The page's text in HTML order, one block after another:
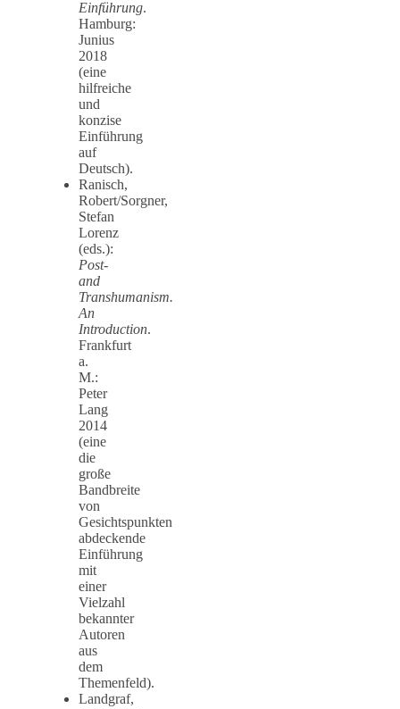
Einführung.
Hamburg:
Junius
2018
(eine
hilfreiche
und
konzise
Einführung
auf
Deutsch).
Ranisch,
Robert/Sorgner,
Stefan
Lorenz
(eds.):
Post-
and
Transhumanism.
An
Introduction.
Frankfurt
a.
M.:
Peter
Lang
2014
(eine
die
große
Bandbreite
von
Gesichtspunkten
abdeckende
Einführung
mit
einer
Vielzahl
bekannter
Autoren
aus
dem
Themenfeld).
Landgraf,